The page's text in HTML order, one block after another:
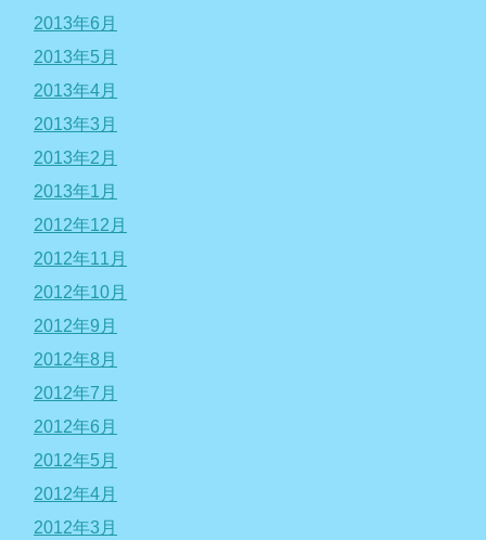
2013年6月
2013年5月
2013年4月
2013年3月
2013年2月
2013年1月
2012年12月
2012年11月
2012年10月
2012年9月
2012年8月
2012年7月
2012年6月
2012年5月
2012年4月
2012年3月